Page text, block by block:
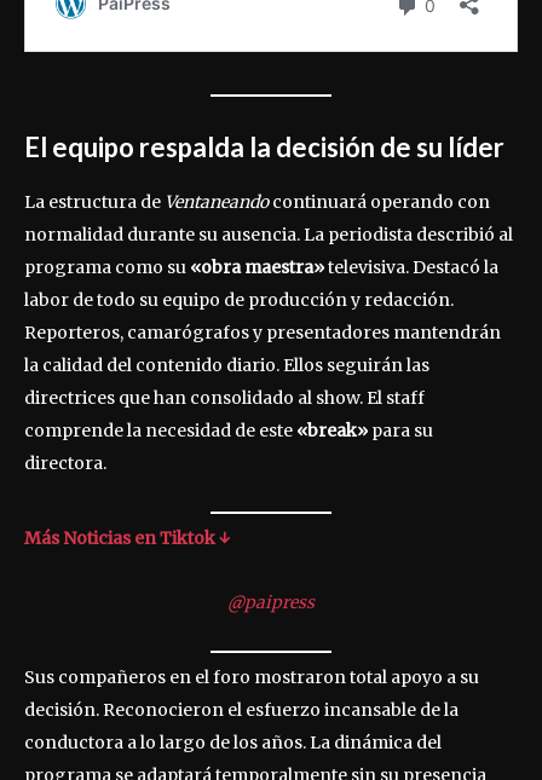
El equipo respalda la decisión de su líder
La estructura de Ventaneandocontinuará operando con
normalidad durante su ausencia. La periodista describió al
programa como su «obra maestra»televisiva. Destacó la
labor de todo su equipo de producción y redacción.
Reporteros, camarógrafos y presentadores mantendrán
la calidad del contenido diario. Ellos seguirán las
directrices que han consolidado al show. El staff
comprende la necesidad de este «break» para su
directora.
Más Noticias en Tiktok ↓
@paipress
Sus compañeros en el foro mostraron total apoyo a su
decisión. Reconocieron el esfuerzo incansable de la
conductora a lo largo de los años. La dinámica del
programa se adaptará temporalmente sin su presencia